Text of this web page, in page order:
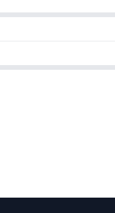
| การนำเสนอ